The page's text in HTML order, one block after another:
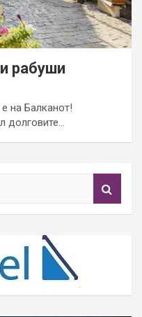
рабуши
на Балканот!
долговите…